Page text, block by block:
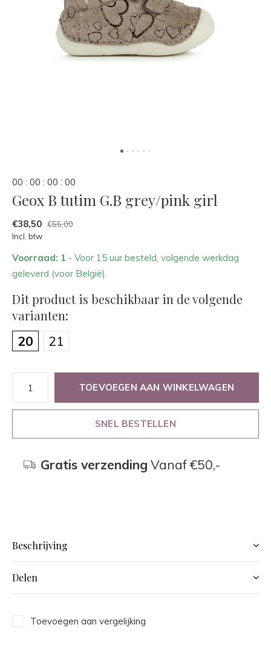
00 : 00 : 00 : 00
Geox B tutim G.B grey/pink girl
€38,50 €55,00
Incl. btw
Voorraad: 1 - Voor 15 uur besteld, volgende werkdag
geleverd (voor België).
Dit product is beschikbaar in de volgende
varianten:
20 21
TOEVOEGEN AAN WINKELWAGEN
SNEL BESTELLEN
Gratis verzending Vanaf €50,-
Beschrijving
Delen
Toevoegen aan vergelijking